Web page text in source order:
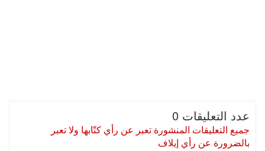
عدد التعليقات 0
جميع التعليقات المنشورة تعبر عن رأي كتّابها ولا تعبر
بالضرورة عن رأي إيلاف